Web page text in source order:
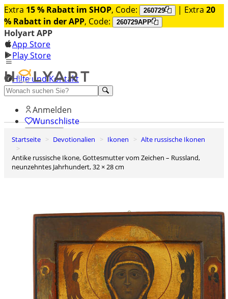
Extra 15 % Rabatt im SHOP, Code: 260729 | Extra 20
% Rabatt in der APP, Code: 260729APP
Holyart APP
App Store
Play Store
Hilfe und Kontakt
Entdecken Sie Premium
Anmelden
Wunschliste
0
Startseite Devotionalien Ikonen
Alte russische Ikonen
Antike russische Ikone, Gottesmutter vom Zeichen – Russland,
neunzehntes Jahrhundert, 32 × 28 cm